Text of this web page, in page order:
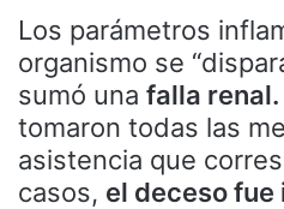
Los parámetros
organismo se
sumó una falla renal.
tomaron todas las
asistencia que
casos, el deceso